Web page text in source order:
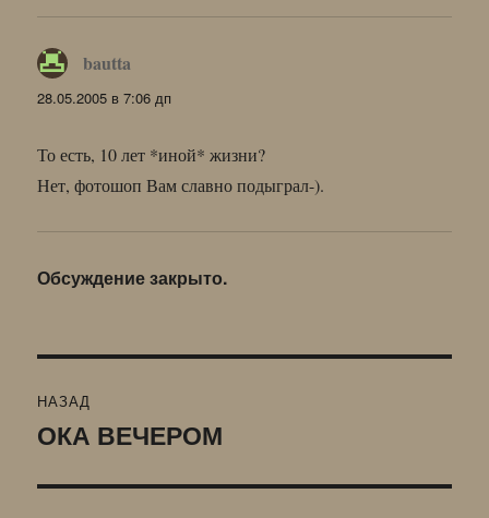
bautta
28.05.2005 в 7:06 дп
То есть, 10 лет *иной* жизни?
Нет, фотошоп Вам славно подыграл-).
Обсуждение закрыто.
по
НАЗАД
Предыдущая
ОКА ВЕЧЕРОМ